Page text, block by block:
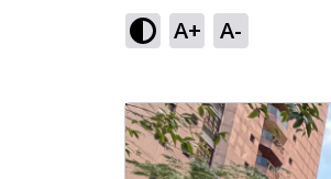
A+ A-